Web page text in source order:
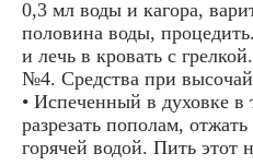
0,3 мл воды и кагора,
половина воды,
и лечь в кровать с грелкой.
№4. Средства при
• Испеченный в духовке
разрезать пополам,
горячей водой. Пить этот